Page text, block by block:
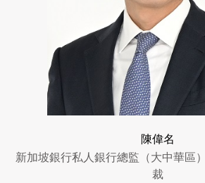
陳偉名
新加坡銀行私人銀行總監（大中華區
裁